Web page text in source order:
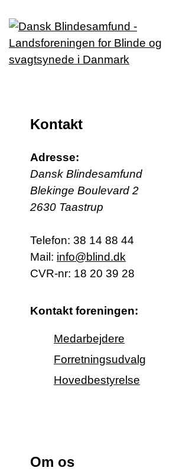
Kontakt
Adresse:
Dansk Blindesamfund
Blekinge Boulevard 2
2630 Taastrup
Telefon: 38 14 88 44
Mail: info@blind.dk
CVR-nr: 18 20 39 28
Kontakt foreningen:
Medarbejdere
Forretningsudvalg
Hovedbestyrelse
Om os